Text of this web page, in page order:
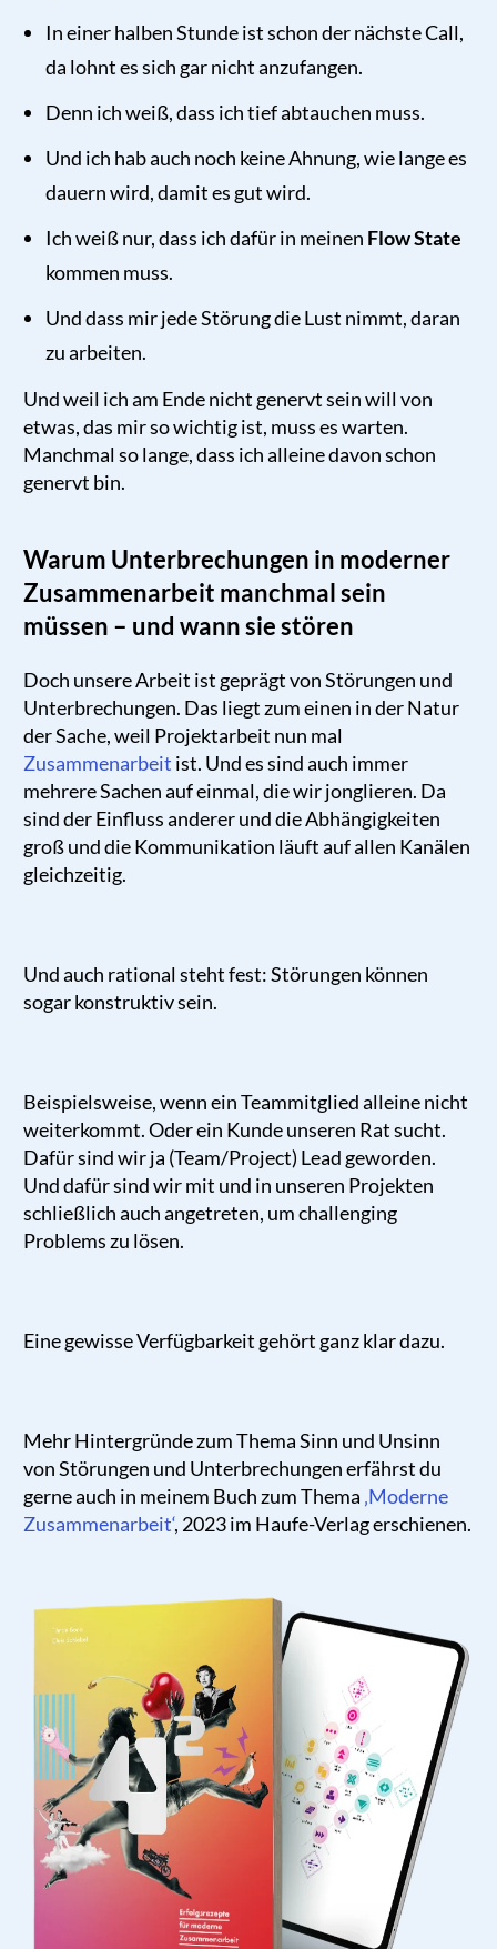
In einer halben Stunde ist schon der nächste Call,
da lohnt es sich gar nicht anzufangen.
Denn ich weiß, dass ich tief abtauchen muss.
Und ich hab auch noch keine Ahnung, wie lange es
dauern wird, damit es gut wird.
Ich weiß nur, dass ich dafür in meinen Flow State
kommen muss.
Und dass mir jede Störung die Lust nimmt, daran
zu arbeiten.
Und weil ich am Ende nicht genervt sein will von
etwas, das mir so wichtig ist, muss es warten.
Manchmal so lange, dass ich alleine davon schon
genervt bin.
Warum Unterbrechungen in moderner
Zusammenarbeit manchmal sein
müssen – und wann sie stören
Doch unsere Arbeit ist geprägt von Störungen und
Unterbrechungen. Das liegt zum einen in der Natur
der Sache, weil Projektarbeit nun mal
Zusammenarbeit ist. Und es sind auch immer
mehrere Sachen auf einmal, die wir jonglieren. Da
sind der Einfluss anderer und die Abhängigkeiten
groß und die Kommunikation läuft auf allen Kanälen
gleichzeitig.
Und auch rational steht fest: Störungen können
sogar konstruktiv sein.
Beispielsweise, wenn ein Teammitglied alleine nicht
weiterkommt. Oder ein Kunde unseren Rat sucht.
Dafür sind wir ja (Team/Project) Lead geworden.
Und dafür sind wir mit und in unseren Projekten
schließlich auch angetreten, um challenging
Problems zu lösen.
Eine gewisse Verfügbarkeit gehört ganz klar dazu.
Mehr Hintergründe zum Thema Sinn und Unsinn
von Störungen und Unterbrechungen erfährst du
gerne auch in meinem Buch zum Thema ‚Moderne
Zusammenarbeit‘, 2023 im Haufe-Verlag erschienen.